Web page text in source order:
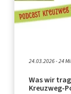
24.03.2026 - 24
Was wir
Kreuzweg-